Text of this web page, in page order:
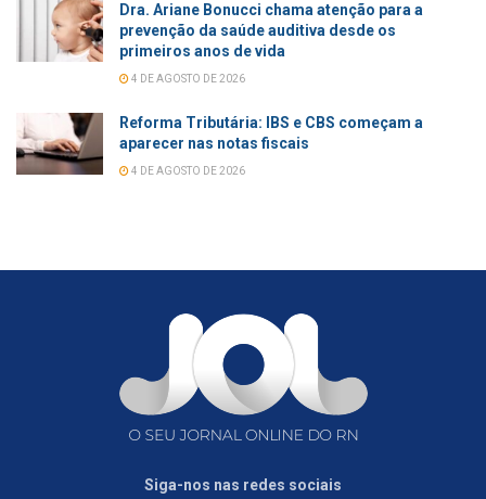
Dra. Ariane Bonucci chama atenção para a
prevenção da saúde auditiva desde os
primeiros anos de vida
4 DE AGOSTO DE 2026
Reforma Tributária: IBS e CBS começam a
aparecer nas notas fiscais
4 DE AGOSTO DE 2026
Siga-nos nas redes sociais